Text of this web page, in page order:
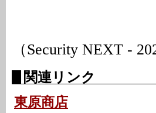
（Security NEXT -
関連リンク
東原商店